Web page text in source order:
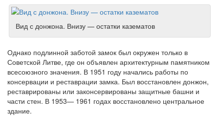
Вид с донжона. Внизу — остатки казематов
Однако подлинной заботой замок был окружен только в
Советской Литве, где он объявлен архитектурным памятником
всесоюзного значения. В 1951 году начались работы по
консервации и реставрации замка. Был восстановлен донжон,
реставрированы или законсервированы защитные башни и
части стен. В 1953— 1961 годах восстановлено центральное
здание.